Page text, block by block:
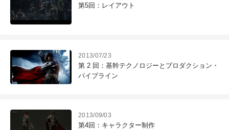
第5回：レイアウト
2013/07/23
第 2 回：基幹テクノロジーとプロダクション・
パイプライン
2013/09/03
第4回：キャラクター制作